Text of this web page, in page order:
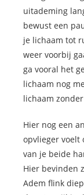
uitademing
bewust een
je lichaam tot
weer voorbij
ga vooral het
lichaam nog
lichaam
Hier nog een
opvlieger voelt
van je beide
Hier bevinden
Adem flink